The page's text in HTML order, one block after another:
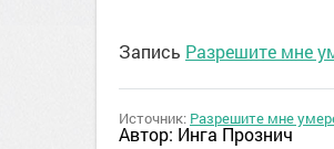
Запись Разрешите мне
Источник: Разрешите мне
Автор: Инга Прознич